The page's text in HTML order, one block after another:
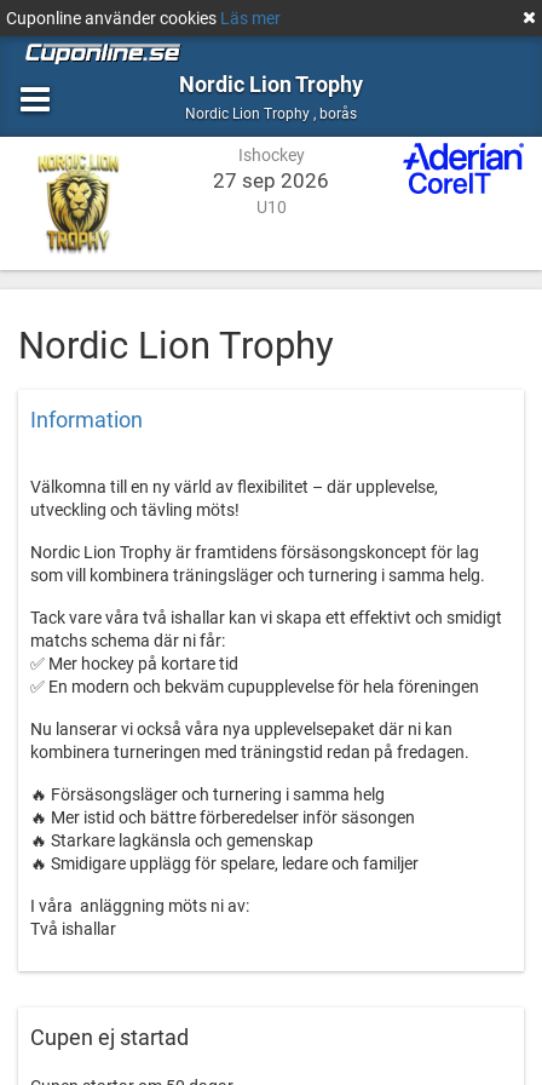
Cuponline använder cookies Läs mer
Nordic Lion Trophy
Nordic Lion Trophy , Ishockey
boråsborås
Ishockey
27 sep 2026
U10
Nordic Lion Trophy
Information
Välkomna till en ny värld av flexibilitet – där upplevelse,
utveckling och tävling möts!
Nordic Lion Trophy är framtidens försäsongskoncept för lag
som vill kombinera träningsläger och turnering i samma helg.
Tack vare våra två ishallar kan vi skapa ett effektivt och smidigt
matchs schema där ni får:
✅ Mer hockey på kortare tid
✅ En modern och bekväm cupupplevelse för hela föreningen
Nu lanserar vi också våra nya upplevelsepaket där ni kan
kombinera turneringen med träningstid redan på fredagen.
🔥 Försäsongsläger och turnering i samma helg
🔥 Mer istid och bättre förberedelser inför säsongen
🔥 Starkare lagkänsla och gemenskap
🔥 Smidigare upplägg för spelare, ledare och familjer
I våra anläggning möts ni av:
Två ishallar
Bekväma läktare och stor foajé för umgänge
För anhöriga finns dessutom fördelen av att Borås erbjuder
Cupen ej startad